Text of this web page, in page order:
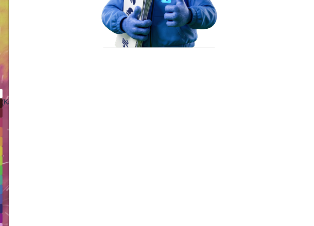
(Kandahar)
کابل
(Kabul)
راولپنڈی
(Rawalpindi)
پشاور‎
(Peshawar)